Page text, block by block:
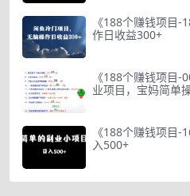
《188个赚钱项目-
作日收益300+
《188个赚钱项目-
业项目，宝妈简单
《188个赚钱项目-
入500+